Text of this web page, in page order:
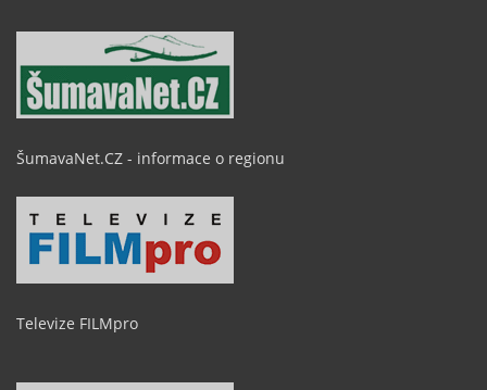
ŠumavaNet.CZ - informace o regionu
Televize FILMpro